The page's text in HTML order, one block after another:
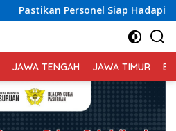
Hadapi Situasi Kontinjensi,
JAWA TENGAH JAWA TIMUR